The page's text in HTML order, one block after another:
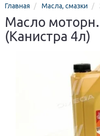
Главная Масла, смазки
Масло
(Канистра 4л)